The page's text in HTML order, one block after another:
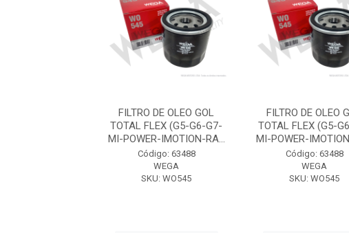
FILTRO DE OLEO GOL
TOTAL FLEX (G5-G6-G7-
MI-POWER-IMOTION-RA...
Código: 63488
WEGA
SKU: WO545
FILTRO DE OLEO
TOTAL FLEX (G5-
MI-POWER-
Código: 63488
WEGA
SKU: WO545